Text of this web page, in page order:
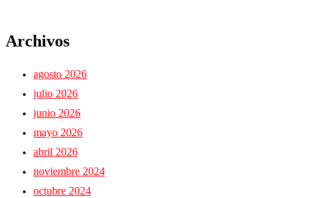
Archivos
agosto 2026
julio 2026
junio 2026
mayo 2026
abril 2026
noviembre 2024
octubre 2024